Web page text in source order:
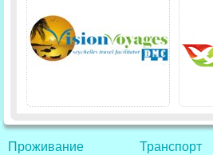
Проживание Транспорт